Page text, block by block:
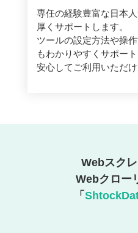
専任の経験豊富な日本
厚くサポートします。
ツールの設定方法や操
もわかりやすくサポー
安心してご利用いただけ
Webスク
Webクロー
「